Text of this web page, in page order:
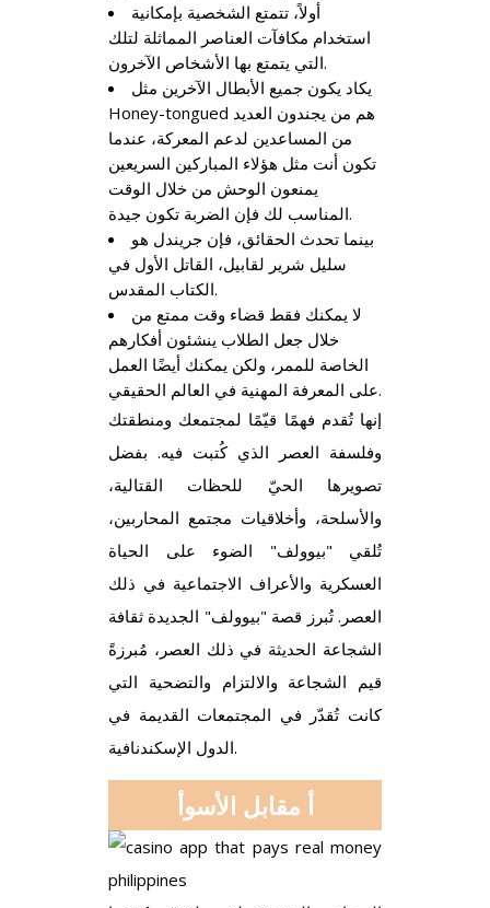
أولاً، تتمتع الشخصية بإمكانية
استخدام مكافآت العناصر المماثلة لتلك
التي يتمتع بها الأشخاص الآخرون.
يكاد يكون جميع الأبطال الآخرين مثل
Honey-tongued هم من يجندون العديد
من المساعدين لدعم المعركة، عندما
تكون أنت مثل هؤلاء المباركين السريعين
يمنعون الوحش من خلال الوقت
المناسب لك فإن الضربة تكون جيدة.
بينما تحدث الحقائق، فإن جريندل هو
سليل شرير لقابيل، القاتل الأول في
الكتاب المقدس.
لا يمكنك فقط قضاء وقت ممتع من
خلال جعل الطلاب ينشئون أفكارهم
الخاصة للممر، ولكن يمكنك أيضًا العمل
على المعرفة المهنية في العالم الحقيقي.
إنها تُقدم فهمًا قيّمًا لمجتمعك ومنطقتك
وفلسفة العصر الذي كُتبت فيه. بفضل
تصويرها الحيّ للحظات القتالية،
والأسلحة، وأخلاقيات مجتمع المحاربين،
تُلقي "بيوولف" الضوء على الحياة
العسكرية والأعراف الاجتماعية في ذلك
العصر. تُبرز قصة "بيوولف" الجديدة ثقافة
الشجاعة الحديثة في ذلك العصر، مُبرزةً
قيم الشجاعة والالتزام والتضحية التي
كانت تُقدّر في المجتمعات القديمة في
الدول الإسكندنافية.
أ مقابل الأسوأ